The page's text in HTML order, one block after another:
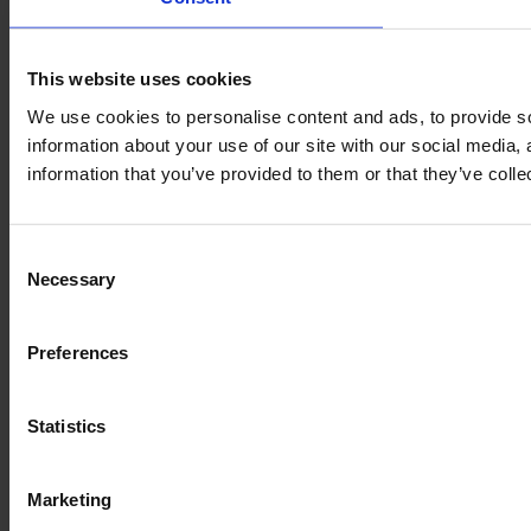
This website uses cookies
We use cookies to personalise content and ads, to provide
information about your use of our site with our social
information that you’ve provided to them or that they’ve
Selection
Necessary
Preferences
Statistics
Marketing